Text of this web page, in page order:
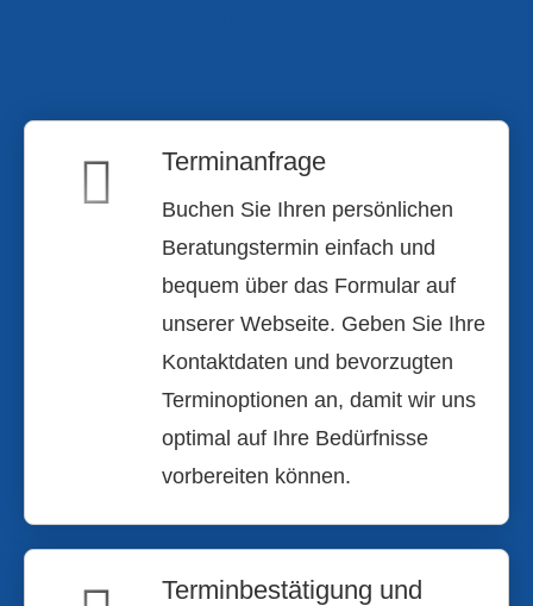
Terminanfrage
Buchen Sie Ihren persönlichen
Beratungstermin einfach und
bequem über das Formular auf
unserer Webseite. Geben Sie Ihre
Kontaktdaten und bevorzugten
Terminoptionen an, damit wir uns
optimal auf Ihre Bedürfnisse
vorbereiten können.
Terminbestätigung und